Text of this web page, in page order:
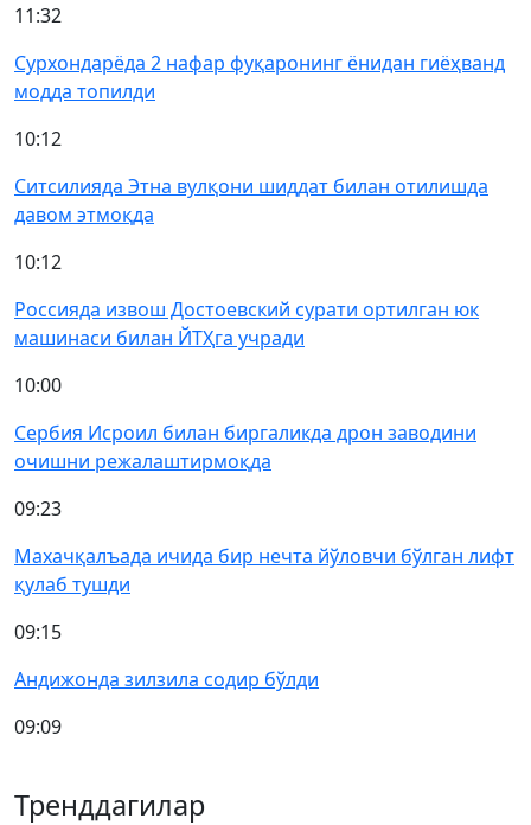
11:32
Сурхондарёда 2 нафар фуқаронинг ёнидан гиёҳванд
модда топилди
10:12
Ситсилияда Этна вулқони шиддат билан отилишда
давом этмоқда
10:12
Россияда извош Достоевский сурати ортилган юк
машинаси билан ЙТҲга учради
10:00
Сербия Исроил билан биргаликда дрон заводини
очишни режалаштирмоқда
09:23
Махачқалъада ичида бир нечта йўловчи бўлган лифт
қулаб тушди
09:15
Андижонда зилзила содир бўлди
09:09
Тренддагилар